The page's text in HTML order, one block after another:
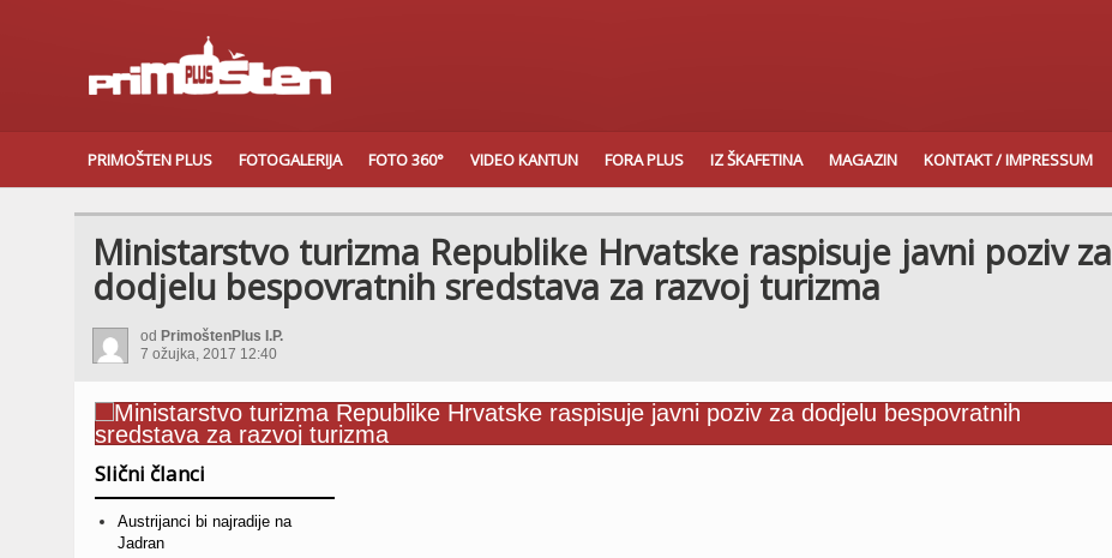
PRIMOŠTEN PLUS FOTOGALERIJA FOTO 360° VIDEO KANTUN FORA PLUS IZ ŠKAFETINA MAGAZIN KONTAKT / IMPRESSUM
Ministarstvo turizma Republike Hrvatske raspisuje javni poziv za
dodjelu bespovratnih sredstava za razvoj turizma
od PrimoštenPlus I.P.
7 ožujka, 2017 12:40
Slični članci
Austrijanci bi najradije na
Jadran